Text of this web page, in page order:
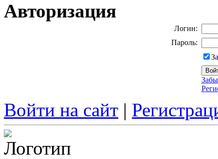
Авторизация
Логин:
Пароль:
Войти на сайт |